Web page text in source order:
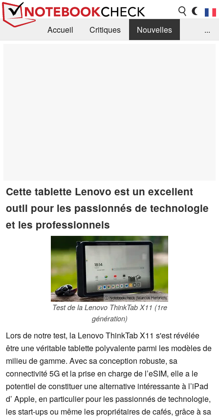
Accueil Critiques
Nouvelles
...
Cette tablette Lenovo est un excellent
outil pour les passionnés de technologie
et les professionnels
ⓘ Notebookcheck (Marcus Herbrich)
Test de la Lenovo ThinkTab X11 (1re
génération)
Lors de notre test, la Lenovo ThinkTab X11 s'est révélée
être une véritable tablette polyvalente parmi les modèles de
milieu de gamme. Avec sa conception robuste, sa
connectivité 5G et la prise en charge de l’eSIM, elle a le
potentiel de constituer une alternative intéressante à l’iPad
d’ Apple, en particulier pour les passionnés de technologie,
les start-ups ou même les propriétaires de cafés, grâce à sa